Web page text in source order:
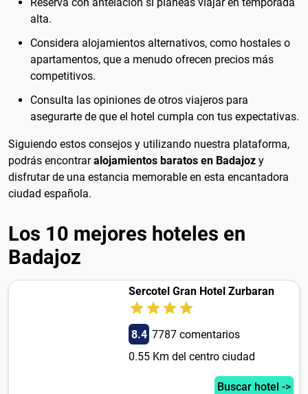
alta.
Considera alojamientos alternativos, como hostales o
apartamentos, que a menudo ofrecen precios más
competitivos.
Consulta las opiniones de otros viajeros para
asegurarte de que el hotel cumpla con tus expectativas.
Siguiendo estos consejos y utilizando nuestra plataforma,
podrás encontraralojamientos baratos en Badajoz y
disfrutar de una estancia memorable en esta encantadora
ciudad española.
Los 10 mejores hoteles en
Badajoz
Sercotel Gran Hotel Zurbaran
8.4 7787 comentarios
0.55 Km del centro ciudad
Buscar hotel ->